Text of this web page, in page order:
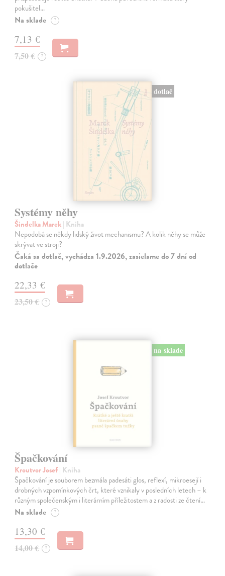
pokušitel…
Na sklade ?
7,13 €
7,50 € ?
dotlač
Systémy něhy
Šindelka Marek| Kniha
Nepodobá se někdy lidský život mechanismu? A kolik něhy se může
skrývat ve stroji?
Čaká sa dotlač, vychádza 1.9.2026, zasielame do 7 dní od
dotlače
22,33 €
23,50 € ?
na sklade
Špačkování
Kroutvor Josef| Kniha
Špačkování je souborem bezmála padesáti glos, reflexí, mikroesejí i
drobných vzpomínkových črt, které vznikaly v posledních letech – k
různým společenským i literárním příležitostem a z radosti ze čtení…
Na sklade ?
13,30 €
14,00 € ?